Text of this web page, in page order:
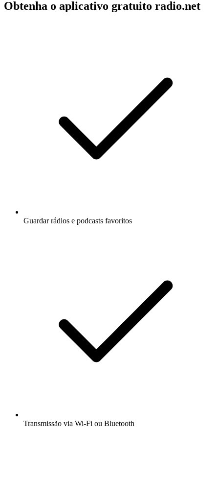
Obtenha o aplicativo gratuito radio.net
Guardar rádios e podcasts favoritos
Transmissão via Wi-Fi ou Bluetooth